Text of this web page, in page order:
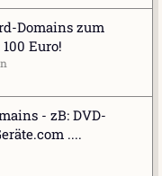
Domains zum
Euro!
- zB: DVD-
....